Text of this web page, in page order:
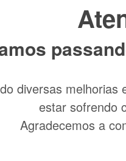
e região para as áreas de
diversas
estar sofrendo
Agradecemos a